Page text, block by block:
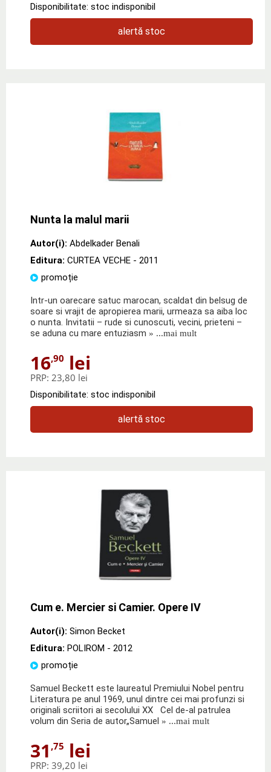
Disponibilitate: stoc indisponibil
alertă stoc
Nunta la malul marii
Autor(i): Abdelkader Benali
Editura: CURTEA VECHE - 2011
promoție
Intr-un oarecare satuc marocan, scaldat din belsug de
soare si vrajit de apropierea marii, urmeaza sa aiba loc
o nunta. Invitatii – rude si cunoscuti, vecini, prieteni –
se aduna cu mare entuziasm » ...mai mult
16,90 lei
PRP: 23,80 lei
Disponibilitate: stoc indisponibil
alertă stoc
Cum e. Mercier si Camier. Opere IV
Autor(i): Simon Becket
Editura: POLIROM - 2012
promoție
Samuel Beckett este laureatul Premiului Nobel pentru
Literatura pe anul 1969, unul dintre cei mai profunzi si
originali scriitori ai secolului XX Cel de-al patrulea
volum din Seria de autor„Samuel » ...mai mult
31 ,75 lei
PRP: 39,20 lei